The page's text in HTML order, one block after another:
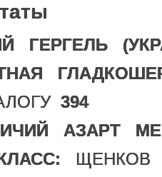
ГЕРГЕЛЬ
394
АЗАРТ
ЩЕНКОВ